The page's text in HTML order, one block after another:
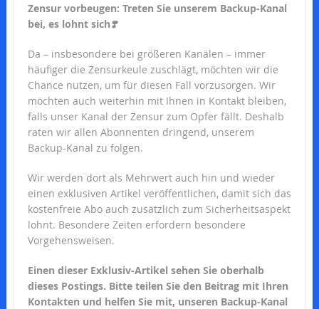
Zensur vorbeugen: Treten Sie unserem Backup-Kanal
bei, es lohnt sich❣️
Da – insbesondere bei größeren Kanälen – immer
häufiger die Zensurkeule zuschlägt, möchten wir die
Chance nutzen, um für diesen Fall vorzusorgen. Wir
möchten auch weiterhin mit Ihnen in Kontakt bleiben,
falls unser Kanal der Zensur zum Opfer fällt. Deshalb
raten wir allen Abonnenten dringend, unserem
Backup-Kanal zu folgen.
Wir werden dort als Mehrwert auch hin und wieder
einen exklusiven Artikel veröffentlichen, damit sich das
kostenfreie Abo auch zusätzlich zum Sicherheitsaspekt
lohnt. Besondere Zeiten erfordern besondere
Vorgehensweisen.
Einen dieser Exklusiv-Artikel sehen Sie oberhalb
dieses Postings. Bitte teilen Sie den Beitrag mit Ihren
Kontakten und helfen Sie mit, unseren Backup-Kanal